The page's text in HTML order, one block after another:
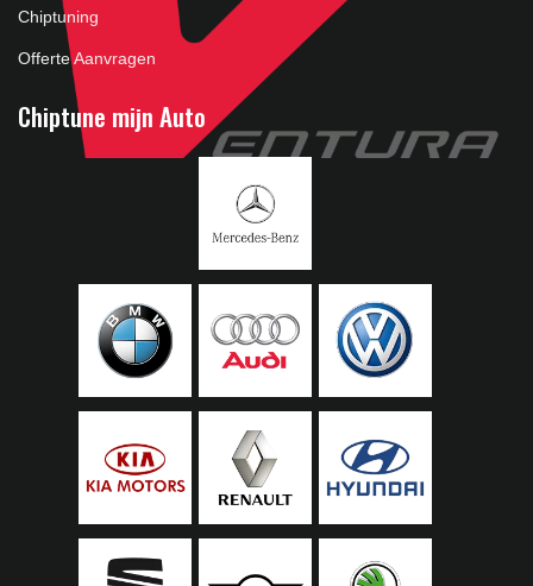
Chiptuning
Offerte Aanvragen
Chiptune mijn Auto